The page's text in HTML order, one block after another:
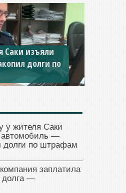
Саки изъяли
долги по
компания
рублей
счета
у жителя Саки
автомобиль —
долги по штрафам
заплатила
долга —